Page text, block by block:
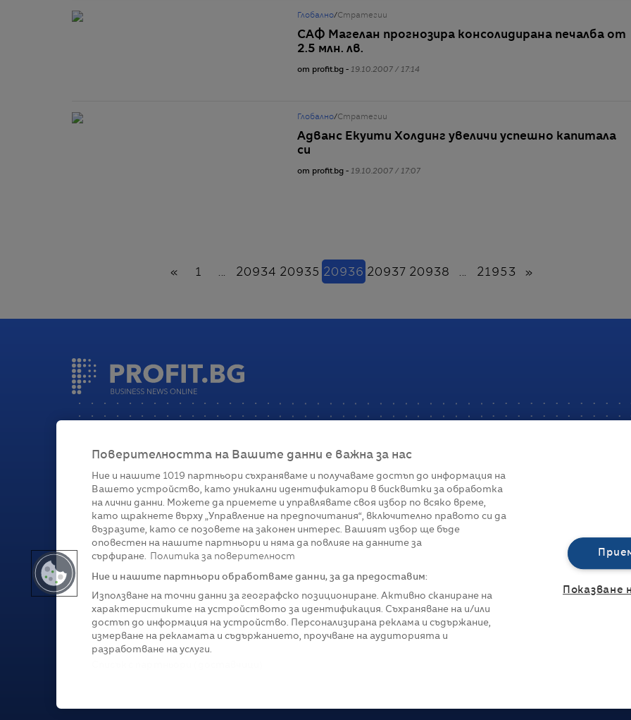
Глобално/Стратегии
САФ Магелан прогнозира консолидирана печалба от
2.5 млн. лв.
от profit.bg - 19.10.2007 / 17:14
Глобално/Стратегии
Адванс Екуити Холдинг увеличи успешно капитала
си
от profit.bg - 19.10.2007 / 17:07
«Назад
1 ... 20934 20935 20936 (настоящ)
20937 20938 ... 21953 »Напред
Категории
ГлобалноБизнесТехнологииСтратегииЖивот
Реклама
За нас
Политика за
Управление на
Поверителността на Вашите данни е важна за нас
Ние и нашите 1019 партньори съхраняваме и получаваме достъп до информация на
Вашето устройство, като уникални идентификатори в бисквитки за обработка
на лични данни. Можете да приемете и управлявате своя избор по всяко време,
като щракнете върху „Управление на предпочитания“, включително правото си да
възразите, като се позовете на законен интерес. Вашият избор ще бъде
оповестен на нашите партньори и няма да повлияе на данните за
сърфиране.
Политика за поверителност
Ние и нашите партньори обработваме данни, за да предоставим:
Използване на точни данни за географско позициониране. Активно сканиране на
характеристиките на устройството за идентификация. Съхраняване на и/или
достъп до информация на устройство. Персонализирана реклама и съдържание,
измерване на рекламата и съдържанието, проучване на аудиторията и
разработване на услуги.
Показване